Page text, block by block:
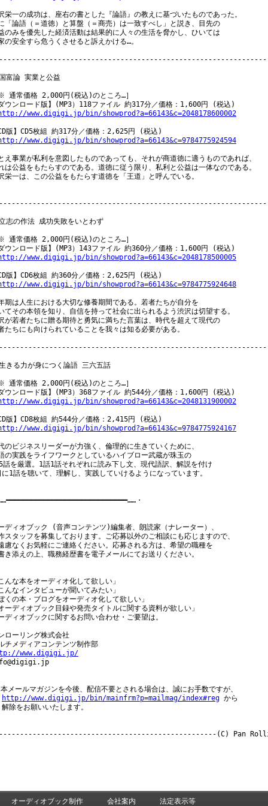
栄一の成功は、座右の書とした『論語』の教えに基づいたものであった。
「論語（＝道徳）と算盤（＝商売）は一致すべし」と説き、目先の
のみを優先した経済活動は結果的に人々の生活を脅かし、ひいては
の安全すら危うくさせると訴えかける…。
富論 実業と公益
通常価格 2,000円(税込)のところ…］
ウンロード版】(MP3）118ファイル 約317分／価格：1,600円 (税込)
www.digigi.jp/bin/showprod?a=66143&c=2048178600002
版】CD5枚組 約317分／価格：2,625円 (税込)
www.digigi.jp/bin/showprod?a=66143&c=9784775924594
え事業が私利を意図したものであっても、それが商道徳に適うものであれば、
は公益をもたらすのである。道徳に従う限り、私利と公益は一体なのである。
栄一は、この公益をもたらす道徳を「王道」と呼んでいる。
志の作法 成功失敗をいとわず
通常価格 2,000円(税込)のところ…］
ウンロード版】(MP3）143ファイル 約360分／価格：1,600円 (税込)
www.digigi.jp/bin/showprod?a=66143&c=2048178500005
版】CD6枚組 約360分／価格：2,625円 (税込)
www.digigi.jp/bin/showprod?a=66143&c=9784775924648
期は人生における大切な修養期間である。若者たちが自分を
てその本領を知り、自信を持って社会に出られるよう渋沢は切望する。
が若者たちに贈る期待と勇気に満ちた言葉は、時代を超えて現代の
たちにも向けられていることを我々は知る必要がある。
きる力が身につく論語 三六五話
通常価格 2,000円(税込)のところ…］
ウンロード版】(MP3）368ファイル 約544分／価格：1,600円 (税込)
www.digigi.jp/bin/showprod?a=66143&c=2048131900002
版】CD8枚組 約544分／価格：2,415円 (税込)
www.digigi.jp/bin/showprod?a=66143&c=9784775924167
のビジネスリーダーが力強く、倫理的に生きていくために、
の実践をライフワークとしているハイブロー武蔵が珠玉の
話を厳選。1話1話それぞれに読み下し文、現代語訳、解説を付け
に1話を聴いて、理解し、実践していけるようになっています。
・
ディオブック (音声コンテンツ)編集者、朗読家（ナレーター）、
スタッフを募集しております。ご応募以外のご相談にも応じますので、
慮なくお気軽にご連絡ください。応募される方は、希望の職種を
き添えの上、職務経歴書を電子メールにてお送りください。
んな本をオーディオ化して欲しい」
んなインタビューが聞いてみたい」
くの本・ブログをオーディオ化して欲しい」
ーディオブック目録や発売タイトルに関する資料が欲しい」
ディオブックに関するお問い合わせ・ご要望は。
ローリング株式会社
www.digigi.jp/
メールマガジンを今後、配信不要とされる場合は、誠にお手数ですが、
http://www.digigi.jp/bin/mainfrm?p=mailmag/index#reg から
をお願いいたします。
(C) Pan
オーディオブック制作 会社案内 法定表示等